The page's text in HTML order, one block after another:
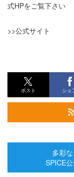
式HPをご覧下さい
>>公式サイト
ポスト シェ
多彩
SPICE